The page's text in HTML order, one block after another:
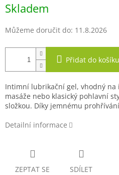
cena:
Skladem
Můžeme doručit do: 11.8.2026
Přidat do košíku
Intimní lubrikační gel, vhodný
masáže nebo klasický pohlavní
složkou. Díky jemnému
Detailní informace
ZEPTAT SE SDÍLET